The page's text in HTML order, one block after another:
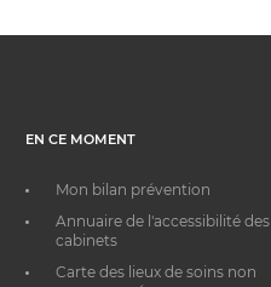
EN CE MOMENT
Mon bilan prévention
Annuaire de l'accessibilité des
cabinets
Carte des lieux de soins non